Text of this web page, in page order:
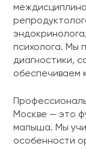
психолога. Мы
диагностики,
обеспечиваем
Москве — это
малыша. Мы
особенности